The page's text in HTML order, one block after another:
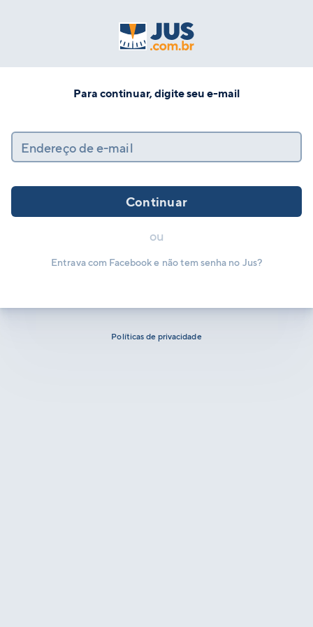
Para continuar, digite seu e-mail
Endereço de e-mail
Continuar
ou
Entrava com Facebook e não tem senha no Jus?
Políticas de privacidade